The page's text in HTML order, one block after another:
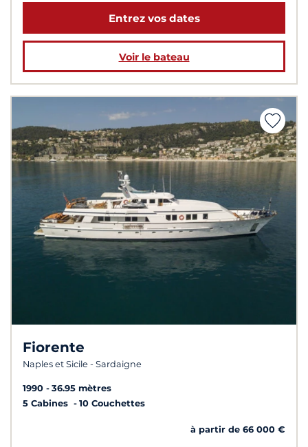
Entrez vos dates
Voir le bateau
Fiorente
Naples et Sicile - Sardaigne
1990
36.95 mètres
5 Cabines
10 Couchettes
à partir de 66 000 €